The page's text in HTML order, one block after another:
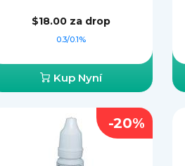
$18.00 za drop
0.3/0.1%
Kup Nyní
-20%